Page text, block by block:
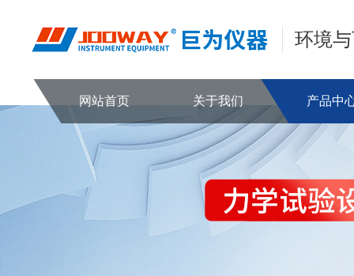
环境
网站首页 关于我们 产品中